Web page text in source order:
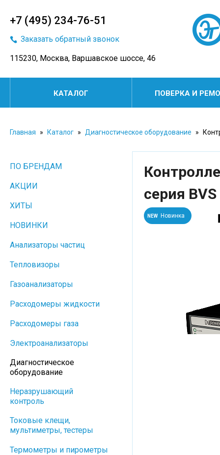
+7 (495) 234-76-51
Заказать обратный звонок
115230, Москва, Варшавское шоссе, 46
КАТАЛОГ ПОВЕРКА И
Главная » Каталог » Диагностическое оборудование »
серия BVS
Новинка
NEW
ПО БРЕНДАМ
АКЦИИ
ХИТЫ
НОВИНКИ
Анализаторы частиц
Тепловизоры
Газоанализаторы
Расходомеры жидкости
Расходомеры газа
Электроанализаторы
Диагностическое
оборудование
Неразрушающий
контроль
Токовые клещи,
мультиметры, тестеры
Термометры и пирометры